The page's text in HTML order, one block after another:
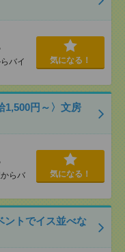
バイ
気になる！
1,500円～〉文房
らバ
気になる！
ントでイス並べな